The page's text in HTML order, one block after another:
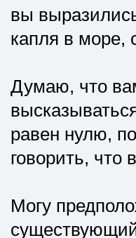
вы
капля в море,
Думаю, что
равен нулю,
говорить, что
Могу